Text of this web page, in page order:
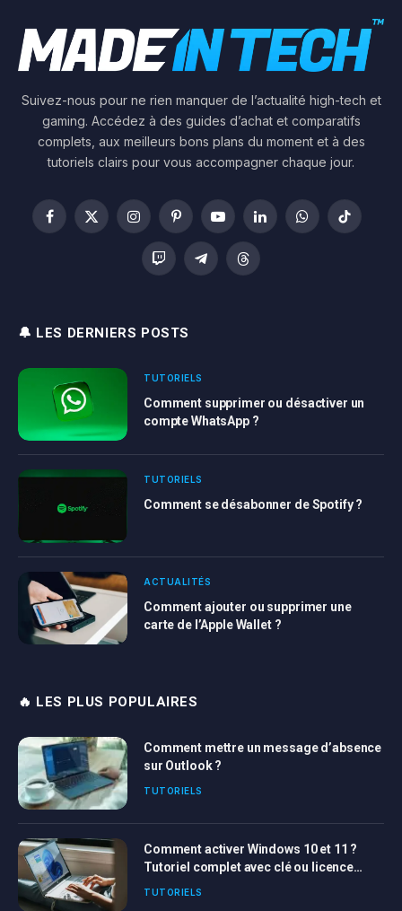
Suivez-nous pour ne rien manquer de l’actualité high-tech et
gaming. Accédez à des guides d’achat et comparatifs
complets, aux meilleurs bons plans du moment et à des
tutoriels clairs pour vous accompagner chaque jour.
Facebook
X
InstagramPinterestYouTubeLinkedInWhatsAppTikTok
Twitch TelegramThreads
🔔 LES DERNIERS POSTS
TUTORIELS
Comment supprimer ou désactiver un
compte WhatsApp ?
TUTORIELS
Comment se désabonner de Spotify ?
ACTUALITÉS
Comment ajouter ou supprimer une
carte de l’Apple Wallet ?
🔥 LES PLUS POPULAIRES
Comment mettre un message d’absence
sur Outlook ?
TUTORIELS
Comment activer Windows 10 et 11 ?
Tutoriel complet avec clé ou licence
Windows
TUTORIELS